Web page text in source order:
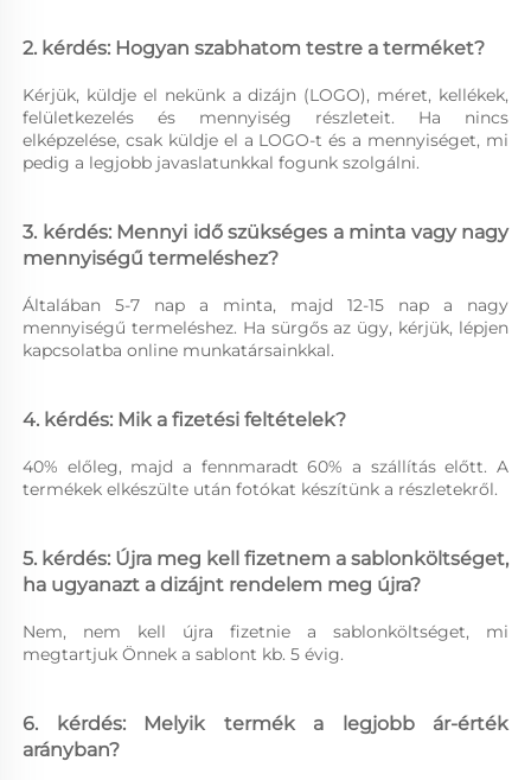
2. kérdés: Hogyan szabhatom testre a terméket?
Kérjük, küldje el nekünk a dizájn (LOGO), méret, kellékek,
felületkezelés és mennyiség részleteit. Ha nincs
elképzelése, csak küldje el a LOGO-t és a mennyiséget, mi
pedig a legjobb javaslatunkkal fogunk szolgálni.
3. kérdés: Mennyi idő szükséges a minta vagy nagy
mennyiségű termeléshez?
Általában 5-7 nap a minta, majd 12-15 nap a nagy
mennyiségű termeléshez. Ha sürgős az ügy, kérjük, lépjen
kapcsolatba online munkatársainkkal.
4. kérdés: Mik a fizetési feltételek?
40% előleg, majd a fennmaradt 60% a szállítás előtt. A
termékek elkészülte után fotókat készítünk a részletekről.
5. kérdés: Újra meg kell fizetnem a sablonköltséget,
ha ugyanazt a dizájnt rendelem meg újra?
Nem, nem kell újra fizetnie a sablonköltséget, mi
megtartjuk Önnek a sablont kb. 5 évig.
6. kérdés: Melyik termék a legjobb ár-érték
arányban?